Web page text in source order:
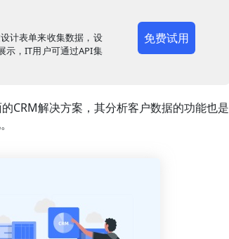
计表单来收集数据，设
示，IT用户可通过API集
免费试用
CRM解决方案，其分析客户数据的功能也是